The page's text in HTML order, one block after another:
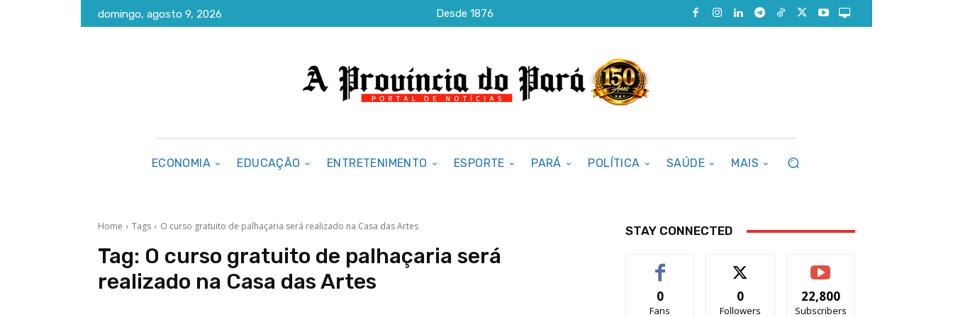
domingo, agosto 9, 2026 Desde 1876
ECONOMIA EDUCAÇÃO ENTRETENIMENTO ESPORTE PARÁ POLÍTICA SAÚDE MAIS
Home Tags O curso gratuito de palhaçaria será realizado na Casa das Artes
Tag: O curso gratuito de palhaçaria será
realizado na Casa das Artes
STAY CONNECTED
0
Fans
0
Followers
22,800
Subscribers